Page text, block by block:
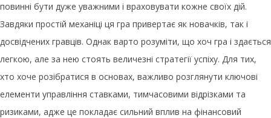
повинні бути дуже уважними і враховувати кожне своїх дій.
Завдяки простій механіці ця гра привертає як новачків, так і
досвідчених гравців. Однак варто розуміти, що хоч гра і здається
легкою, але за нею стоять величезні стратегії успіху. Для тих,
хто хоче розібратися в основах, важливо розглянути ключові
елементи управління ставками, тимчасовими відрізками та
ризиками, адже це покладає сильний вплив на фінансовий